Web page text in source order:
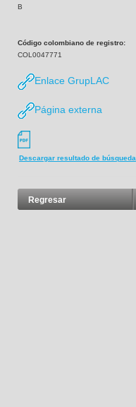
B
Código colombiano de registro:
COL0047771
Enlace GrupLAC
Página externa
Descargar resultado de búsqueda
Regresar